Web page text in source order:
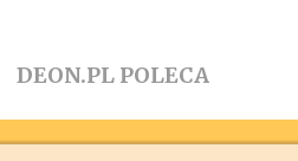
DEON.PL POLECA